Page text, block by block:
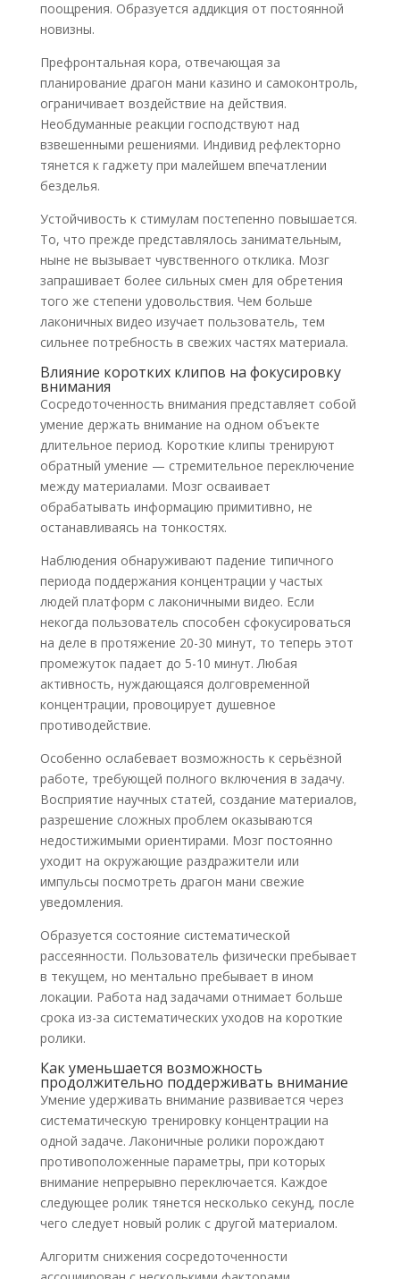
поощрения. Образуется аддикция от постоянной
новизны.
Префронтальная кора, отвечающая за
планирование драгон мани казино и самоконтроль,
ограничивает воздействие на действия.
Необдуманные реакции господствуют над
взвешенными решениями. Индивид рефлекторно
тянется к гаджету при малейшем впечатлении
безделья.
Устойчивость к стимулам постепенно повышается.
То, что прежде представлялось занимательным,
ныне не вызывает чувственного отклика. Мозг
запрашивает более сильных смен для обретения
того же степени удовольствия. Чем больше
лаконичных видео изучает пользователь, тем
сильнее потребность в свежих частях материала.
Влияние коротких клипов на фокусировку
внимания
Сосредоточенность внимания представляет собой
умение держать внимание на одном объекте
длительное период. Короткие клипы тренируют
обратный умение — стремительное переключение
между материалами. Мозг осваивает
обрабатывать информацию примитивно, не
останавливаясь на тонкостях.
Наблюдения обнаруживают падение типичного
периода поддержания концентрации у частых
людей платформ с лаконичными видео. Если
некогда пользователь способен сфокусироваться
на деле в протяжение 20-30 минут, то теперь этот
промежуток падает до 5-10 минут. Любая
активность, нуждающаяся долговременной
концентрации, провоцирует душевное
противодействие.
Особенно ослабевает возможность к серьёзной
работе, требующей полного включения в задачу.
Восприятие научных статей, создание материалов,
разрешение сложных проблем оказываются
недостижимыми ориентирами. Мозг постоянно
уходит на окружающие раздражители или
импульсы посмотреть драгон мани свежие
уведомления.
Образуется состояние систематической
рассеянности. Пользователь физически пребывает
в текущем, но ментально пребывает в ином
локации. Работа над задачами отнимает больше
срока из-за систематических уходов на короткие
ролики.
Как уменьшается возможность
продолжительно поддерживать внимание
Умение удерживать внимание развивается через
систематическую тренировку концентрации на
одной задаче. Лаконичные ролики порождают
противоположенные параметры, при которых
внимание непрерывно переключается. Каждое
следующее ролик тянется несколько секунд, после
чего следует новый ролик с другой материалом.
Алгоритм снижения сосредоточенности